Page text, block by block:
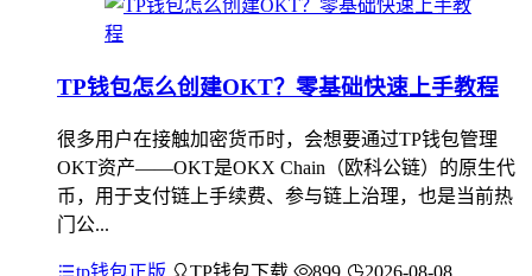
TP钱包怎么创建OKT？零基础快速上手教程
很多用户在接触加密货币时，会想要通过TP钱包管理
OKT资产——OKT是OKX Chain（欧科公链）的原生代
币，用于支付链上手续费、参与链上治理，也是当前热
门公...
tp钱包正版 TP钱包下载 899 2026-08-08